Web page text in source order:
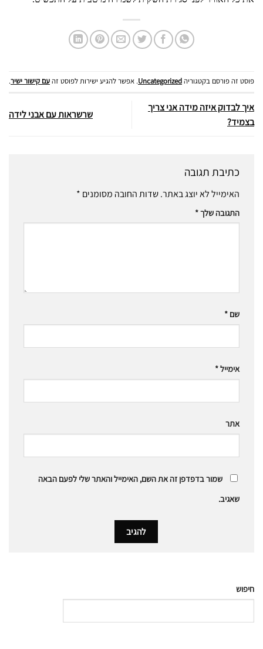
פוסט זה פורסם בקטגוריהUncategorized. אפשר להגיע ישירות לפוסט זהעם קישור ישיר.
איך לבדוק איזה מידה אני צריך
בצמיד?
שרשראות עם אבני לידה
כתיבת תגובה
האימייל לא יוצג באתר.שדות החובה מסומנים *
התגובה שלך*
שם *
אימייל*
אתר
שמור בדפדפן זה את השם, האימייל והאתר שלי לפעם הבאה
שאגיב.
חיפוש